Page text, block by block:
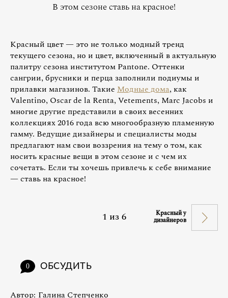
В этом сезоне ставь на красное!
Красный цвет — это не только модный тренд
текущего сезона, но и цвет, включенный в актуальную
палитру сезона институтом Pantone. Оттенки
сангрии, брусники и перца заполнили подиумы и
прилавки магазинов. Такие Модные дома, как
Valentino, Oscar de la Renta, Vetements, Marc Jacobs и
многие другие представили в своих весенних
коллекциях 2016 года всю многообразную пламенную
гамму. Ведущие дизайнеры и специалисты моды
предлагают нам свои воззрения на тему о том, как
носить красные вещи в этом сезоне и с чем их
сочетать. Если ты хочешь привлечь к себе внимание
— ставь на красное!
1 из6 Красный у
дизайнеров
0 ОБСУДИТЬ
Автор: Галина Степченко